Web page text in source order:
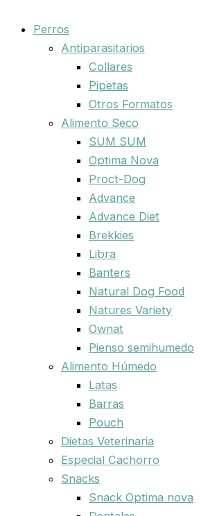
Perros
Antiparasitarios
Collares
Pipetas
Otros Formatos
Alimento Seco
SUM SUM
Optima Nova
Proct-Dog
Advance
Advance Diet
Brekkies
Libra
Banters
Natural Dog Food
Natures Variety
Ownat
Pienso semihumedo
Alimento Húmedo
Latas
Barras
Pouch
Dietas Veterinaria
Especial Cachorro
Snacks
Snack Optima nova